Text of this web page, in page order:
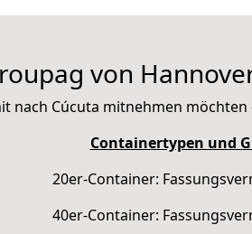
von
nach Cúcuta mitnehmen
Containertypen und
20er-Container:
40er-Container: